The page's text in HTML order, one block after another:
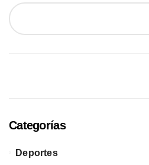
Categorías
Deportes